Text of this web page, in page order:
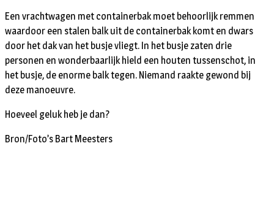
Een vrachtwagen met containerbak moet behoorlijk remmen
waardoor een stalen balk uit de containerbak komt en dwars
door het dak van het busje vliegt. In het busje zaten drie
personen en wonderbaarlijk hield een houten tussenschot, in
het busje, de enorme balk tegen. Niemand raakte gewond bij
deze manoeuvre.
Hoeveel geluk heb je dan?
Bron/Foto’s Bart Meesters